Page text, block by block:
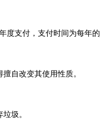
支付，支付时间为每年的
自改变其使用性质。
圾。